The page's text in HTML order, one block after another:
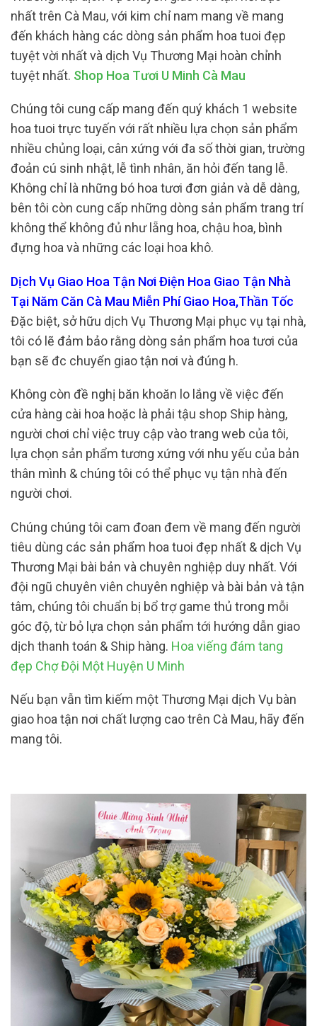
nhất trên Cà Mau, với kim chỉ nam mang về mang
đến khách hàng các dòng sản phẩm hoa tuoi đẹp
tuyệt vời nhất và dịch Vụ Thương Mại hoàn chỉnh
tuyệt nhất. Shop Hoa Tươi U Minh Cà Mau
Chúng tôi cung cấp mang đến quý khách 1 website
hoa tuoi trực tuyến với rất nhiều lựa chọn sản phẩm
nhiều chủng loại, cân xứng với đa số thời gian, trường
đoản cú sinh nhật, lễ tình nhân, ăn hỏi đến tang lễ.
Không chỉ là những bó hoa tươi đơn giản và dễ dàng,
bên tôi còn cung cấp những dòng sản phẩm trang trí
không thể không đủ như lẵng hoa, chậu hoa, bình
đựng hoa và những các loại hoa khô.
Dịch Vụ Giao Hoa Tận Nơi Điện Hoa Giao Tận Nhà
Tại Năm Căn Cà Mau Miễn Phí Giao Hoa,Thần Tốc
Đặc biệt, sở hữu dịch Vụ Thương Mại phục vụ tại nhà,
tôi có lẽ đảm bảo rằng dòng sản phẩm hoa tươi của
bạn sẽ đc chuyển giao tận nơi và đúng h.
Không còn đề nghị băn khoăn lo lắng về việc đến
cửa hàng cài hoa hoặc là phải tậu shop Ship hàng,
người chơi chỉ việc truy cập vào trang web của tôi,
lựa chọn sản phẩm tương xứng với nhu yếu của bản
thân mình & chúng tôi có thể phục vụ tận nhà đến
người chơi.
Chúng chúng tôi cam đoan đem về mang đến người
tiêu dùng các sản phẩm hoa tuoi đẹp nhất & dịch Vụ
Thương Mại bài bản và chuyên nghiệp duy nhất. Với
đội ngũ chuyên viên chuyên nghiệp và bài bản và tận
tâm, chúng tôi chuẩn bị bổ trợ game thủ trong mỗi
góc độ, từ bỏ lựa chọn sản phẩm tới hướng dẫn giao
dịch thanh toán & Ship hàng. Hoa viếng đám tang
đẹp Chợ Đội Một Huyện U Minh
Nếu bạn vẫn tìm kiếm một Thương Mại dịch Vụ bàn
giao hoa tận nơi chất lượng cao trên Cà Mau, hãy đến
mang tôi.